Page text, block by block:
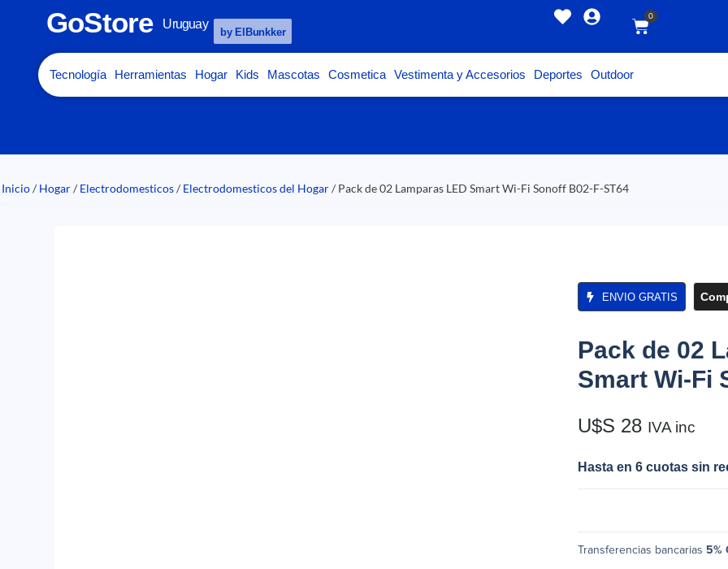
GoStore Uruguay
by ElBunkker
0
Tecnología Herramientas Hogar Kids Mascotas Cosmetica Vestimenta y Accesorios Deportes Outdoor
Inicio/ Hogar/ Electrodomesticos/ Electrodomesticos del Hogar/ Pack de 02 Lamparas LED Smart Wi-Fi Sonoff B02-F-ST64
ENVIO GRATIS
Pack de 02
Smart Wi-Fi
U$S 28 IVA inc
Hasta en 6 cuotas sin
Transferencias bancarias 5%